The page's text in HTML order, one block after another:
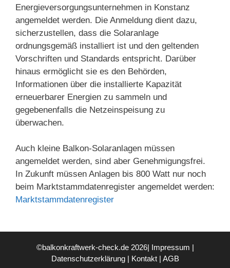
Energieversorgungsunternehmen in Konstanz
angemeldet werden. Die Anmeldung dient dazu,
sicherzustellen, dass die Solaranlage
ordnungsgemäß installiert ist und den geltenden
Vorschriften und Standards entspricht. Darüber
hinaus ermöglicht sie es den Behörden,
Informationen über die installierte Kapazität
erneuerbarer Energien zu sammeln und
gegebenenfalls die Netzeinspeisung zu
überwachen.
Auch kleine Balkon-Solaranlagen müssen
angemeldet werden, sind aber Genehmigungsfrei.
In Zukunft müssen Anlagen bis 800 Watt nur noch
beim Marktstammdatenregister angemeldet werden:
Marktstammdatenregister
©balkonkraftwerk-check.de 2026| Impressum |
Datenschutzerklärung| Kontakt| AGB